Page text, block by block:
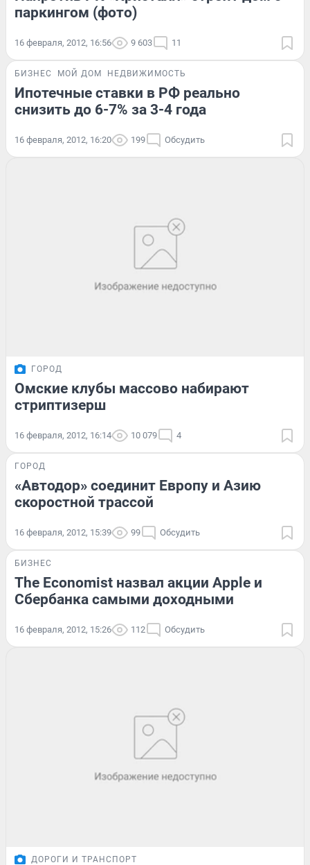
паркингом (фото)
16 февраля, 2012, 16:56 9 603 11
БИЗНЕС МОЙ ДОМ НЕДВИЖИМОСТЬ
Ипотечные ставки в РФ реально
снизить до 6-7% за 3-4 года
16 февраля, 2012, 16:20 199 Обсудить
ГОРОД
Омские клубы массово набирают
стриптизерш
16 февраля, 2012, 16:14 10 079 4
ГОРОД
«Автодор» соединит Европу и Азию
скоростной трассой
16 февраля, 2012, 15:39 99 Обсудить
БИЗНЕС
The Economist назвал акции Apple и
Сбербанка самыми доходными
16 февраля, 2012, 15:26 112 Обсудить
ДОРОГИ И ТРАНСПОРТ